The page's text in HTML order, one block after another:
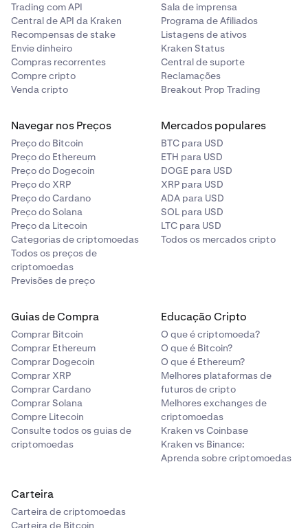
Trading com API
Central de API da Kraken
Recompensas de stake
Envie dinheiro
Compras recorrentes
Compre cripto
Venda cripto
Sala de imprensa
Programa de Afiliados
Listagens de ativos
Kraken Status
Central de suporte
Reclamações
Breakout Prop Trading
Navegar nos Preços
Preço do Bitcoin
Preço do Ethereum
Preço do Dogecoin
Preço do XRP
Preço do Cardano
Preço do Solana
Preço da Litecoin
Categorias de criptomoedas
Todos os preços de
criptomoedas
Previsões de preço
Mercados populares
BTC para USD
ETH para USD
DOGE para USD
XRP para USD
ADA para USD
SOL para USD
LTC para USD
Todos os mercados cripto
Guias de Compra
Comprar Bitcoin
Comprar Ethereum
Comprar Dogecoin
Comprar XRP
Comprar Cardano
Comprar Solana
Compre Litecoin
Consulte todos os guias de
criptomoedas
Educação Cripto
O que é criptomoeda?
O que é Bitcoin?
O que é Ethereum?
Melhores plataformas de
futuros de cripto
Melhores exchanges de
criptomoedas
Kraken vs Coinbase
Kraken vs Binance:
Aprenda sobre criptomoedas
Carteira
Carteira de criptomoedas
Carteira de Bitcoin